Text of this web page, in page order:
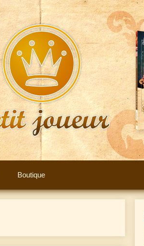
Boutique